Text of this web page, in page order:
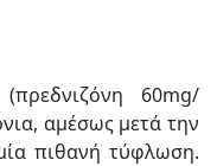
(πρεδνιζόνη 60mg/
αμέσως μετά την
πιθανή τύφλωση.